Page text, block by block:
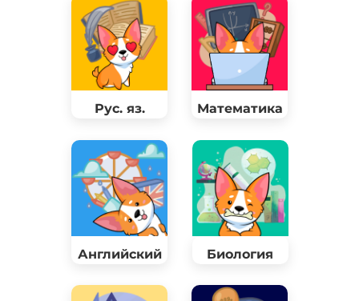
Рус. яз. Математика
Английский Биология